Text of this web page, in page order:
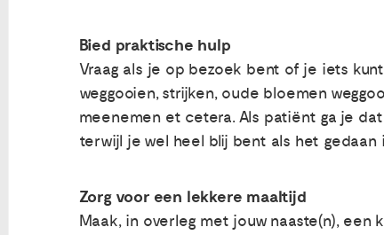
Bied praktische hulp
Vraag als je op bezoek bent of je iets
weggooien, strijken, oude bloemen
meenemen et cetera. Als patiënt ga je
terwijl je wel heel blij bent als het gedaan
Zorg voor een lekkere maaltijd
Maak, in overleg met jouw naaste(n),